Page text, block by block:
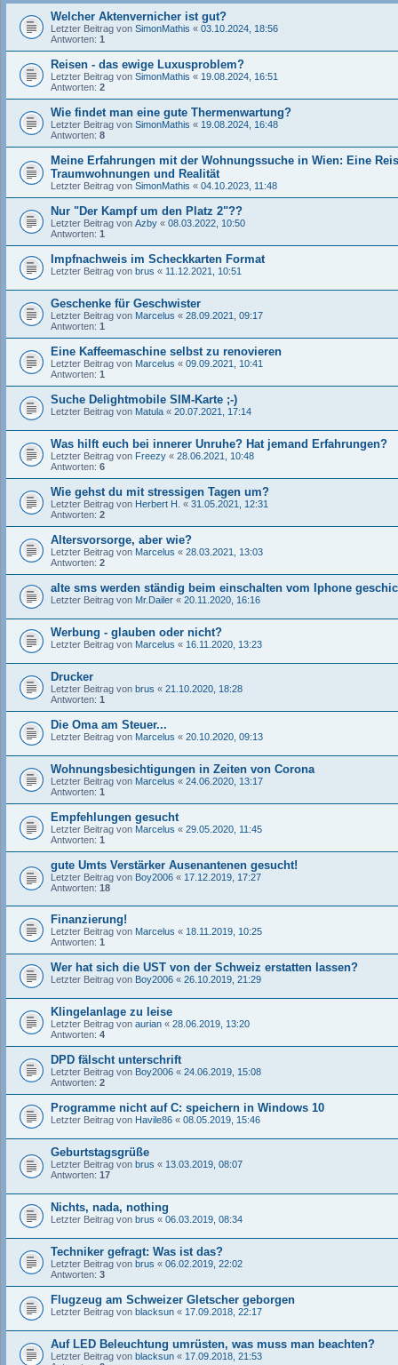
Welcher Aktenvernicher ist gut?
Letzter Beitrag von SimonMathis « 03.10.2024, 18:56
Antworten: 1
Reisen - das ewige Luxusproblem?
Letzter Beitrag von SimonMathis « 19.08.2024, 16:51
Antworten: 2
Wie findet man eine gute Thermenwartung?
Letzter Beitrag von SimonMathis « 19.08.2024, 16:48
Antworten: 8
Meine Erfahrungen mit der Wohnungssuche in Wien: Eine
Traumwohnungen und Realität
Letzter Beitrag von SimonMathis « 04.10.2023, 11:48
Nur "Der Kampf um den Platz 2"??
Letzter Beitrag von Azby « 08.03.2022, 10:50
Antworten: 1
Impfnachweis im Scheckkarten Format
Letzter Beitrag von brus « 11.12.2021, 10:51
Geschenke für Geschwister
Letzter Beitrag von Marcelus « 28.09.2021, 09:17
Antworten: 1
Eine Kaffeemaschine selbst zu renovieren
Letzter Beitrag von Marcelus « 09.09.2021, 10:41
Antworten: 1
Suche Delightmobile SIM-Karte ;-)
Letzter Beitrag von Matula « 20.07.2021, 17:14
Was hilft euch bei innerer Unruhe? Hat jemand Erfahrungen?
Letzter Beitrag von Freezy « 28.06.2021, 10:48
Antworten: 6
Wie gehst du mit stressigen Tagen um?
Letzter Beitrag von Herbert H. « 31.05.2021, 12:31
Antworten: 2
Altersvorsorge, aber wie?
Letzter Beitrag von Marcelus « 28.03.2021, 13:03
Antworten: 2
alte sms werden ständig beim einschalten vom Iphone
Letzter Beitrag von Mr.Dailer « 20.11.2020, 16:16
Werbung - glauben oder nicht?
Letzter Beitrag von Marcelus « 16.11.2020, 13:23
Drucker
Letzter Beitrag von brus « 21.10.2020, 18:28
Antworten: 1
Die Oma am Steuer...
Letzter Beitrag von Marcelus « 20.10.2020, 09:13
Wohnungsbesichtigungen in Zeiten von Corona
Letzter Beitrag von Marcelus « 24.06.2020, 13:17
Antworten: 1
Empfehlungen gesucht
Letzter Beitrag von Marcelus « 29.05.2020, 11:45
Antworten: 1
gute Umts Verstärker Ausenantenen gesucht!
Letzter Beitrag von Boy2006 « 17.12.2019, 17:27
Antworten: 18
Finanzierung!
Letzter Beitrag von Marcelus « 18.11.2019, 10:25
Antworten: 1
Wer hat sich die UST von der Schweiz erstatten lassen?
Letzter Beitrag von Boy2006 « 26.10.2019, 21:29
Klingelanlage zu leise
Letzter Beitrag von aurian « 28.06.2019, 13:20
Antworten: 4
DPD fälscht unterschrift
Letzter Beitrag von Boy2006 « 24.06.2019, 15:08
Antworten: 2
Programme nicht auf C: speichern in Windows 10
Letzter Beitrag von Havile86 « 08.05.2019, 15:46
Geburtstagsgrüße
Letzter Beitrag von brus « 13.03.2019, 08:07
Antworten: 17
Nichts, nada, nothing
Letzter Beitrag von brus « 06.03.2019, 08:34
Techniker gefragt: Was ist das?
Letzter Beitrag von brus « 06.02.2019, 22:02
Antworten: 3
Flugzeug am Schweizer Gletscher geborgen
Letzter Beitrag von blacksun « 17.09.2018, 22:17
Auf LED Beleuchtung umrüsten, was muss man beachten?
Letzter Beitrag von blacksun « 17.09.2018, 21:53